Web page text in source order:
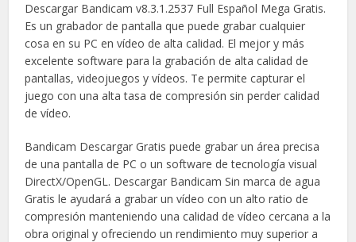
Descargar Bandicam v8.3.1.2537 Full Español Mega Gratis.
Es un grabador de pantalla que puede grabar cualquier
cosa en su PC en vídeo de alta calidad. El mejor y más
excelente software para la grabación de alta calidad de
pantallas, videojuegos y vídeos. Te permite capturar el
juego con una alta tasa de compresión sin perder calidad
de vídeo.
Bandicam Descargar Gratis puede grabar un área precisa
de una pantalla de PC o un software de tecnología visual
DirectX/OpenGL. Descargar Bandicam Sin marca de agua
Gratis le ayudará a grabar un vídeo con un alto ratio de
compresión manteniendo una calidad de vídeo cercana a la
obra original y ofreciendo un rendimiento muy superior a